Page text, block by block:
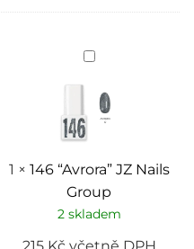
146
“Avrora”
JZ
Nails
Group
1 × 146 “Avrora” JZ Nails
Group
2 skladem